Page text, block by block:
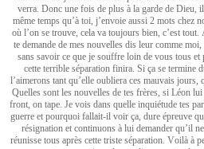
verra. Donc une fois de plus à la garde de Dieu,
même temps qu’à toi, j’envoie aussi 2 mots chez
où l’on se trouve, cela va toujours bien, c’est
te demande de mes nouvelles dis leur comme
sans savoir ce que je souffre loin de vous tous et
cette terrible séparation finira. Si ça se termine
l’aimerons tant qu’elle oubliera ces mauvais jours,
Quelles sont les nouvelles de tes frères, si Léon
front, on tape. Je vois dans quelle inquiétude tes
guerre et pourquoi fallait-il voir ça, dure épreuve
résignation et continuons à lui demander qu’il
réunisse tous après cette triste séparation. Voilà à